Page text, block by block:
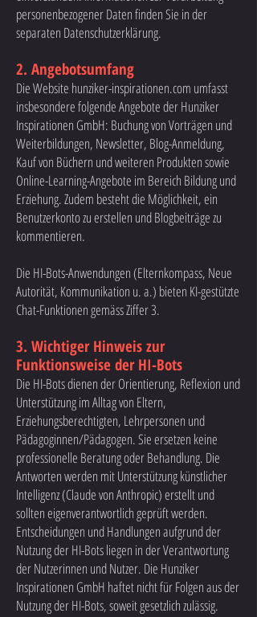
personenbezogener Daten finden Sie in der
separaten Datenschutzerklärung.
2. Angebotsumfang
Die Website hunziker-inspirationen.com umfasst
insbesondere folgende Angebote der Hunziker
Inspirationen GmbH: Buchung von Vorträgen und
Weiterbildungen, Newsletter, Blog-Anmeldung,
Kauf von Büchern und weiteren Produkten sowie
Online-Learning-Angebote im Bereich Bildung und
Erziehung. Zudem besteht die Möglichkeit, ein
Benutzerkonto zu erstellen und Blogbeiträge zu
kommentieren.
Die HI-Bots-Anwendungen (Elternkompass, Neue
Autorität, Kommunikation u. a.) bieten KI-gestützte
Chat-Funktionen gemäss Ziffer 3.
3. Wichtiger Hinweis zur
Funktionsweise der HI-Bots
Die HI-Bots dienen der Orientierung, Reflexion und
Unterstützung im Alltag von Eltern,
Erziehungsberechtigten, Lehrpersonen und
Pädagoginnen/Pädagogen. Sie ersetzen keine
professionelle Beratung oder Behandlung. Die
Antworten werden mit Unterstützung künstlicher
Intelligenz (Claude von Anthropic) erstellt und
sollten eigenverantwortlich geprüft werden.
Entscheidungen und Handlungen aufgrund der
Nutzung der HI-Bots liegen in der Verantwortung
der Nutzerinnen und Nutzer. Die Hunziker
Inspirationen GmbH haftet nicht für Folgen aus der
Nutzung der HI-Bots, soweit gesetzlich zulässig.